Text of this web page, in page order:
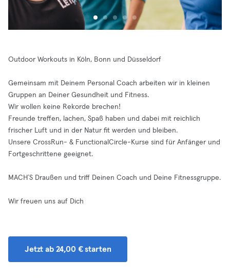
Outdoor Workouts in Köln, Bonn und Düsseldorf
Gemeinsam mit Deinem Personal Coach arbeiten wir in kleinen
Gruppen an Deiner Gesundheit und Fitness.
Wir wollen keine Rekorde brechen!
Freunde treffen, lachen, Spaß haben und dabei mit reichlich
frischer Luft und in der Natur fit werden und bleiben.
Unsere CrossRun- & FunctionalCircle-Kurse sind für Anfänger und
Fortgeschrittene geeignet.
MACH´S Draußen und triff Deinen Coach und Deine Fitnessgruppe.
Wir freuen uns auf Dich
Jetzt ab 24,00 € starten